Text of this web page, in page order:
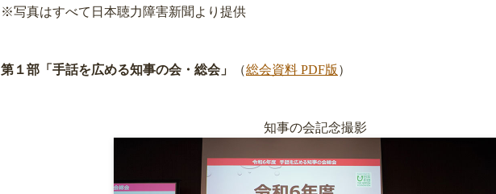
※写真はすべて日本聴力障害新聞より提供
第１部「手話を広める知事の会・総会」 （総会資料 PDF版 ）
知事の会記念撮影